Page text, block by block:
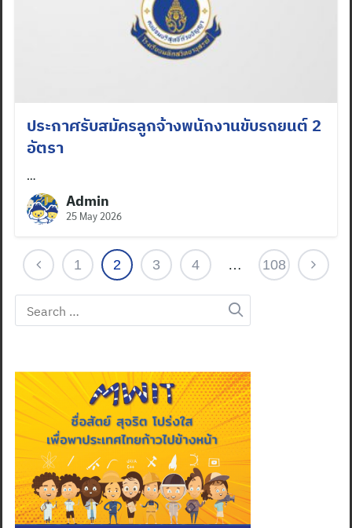
ประกาศรับสมัครลูกจ้างพนักงานขับรถยนต์ 2
อัตรา
…
Admin
25 May 2026
1 2 3 4 … 108
Search
for: